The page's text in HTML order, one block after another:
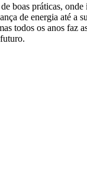
boas práticas,
de energia até a
todos os anos faz